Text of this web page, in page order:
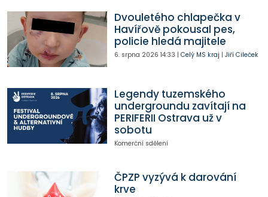
Dvouletého chlapečka v
Havířově pokousal pes,
policie hledá majitele
6. srpna 2026 14:33 | Celý MS kraj | Jiří Cileček
Legendy tuzemského
undergroundu zavítají na
PERIFERII Ostrava už v
sobotu
Komerční sdělení
ČPZP vyzývá k darování
krve